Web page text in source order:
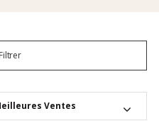
Filtrer
Ventes